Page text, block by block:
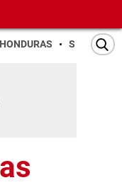
HONDURAS SAN PEDRO